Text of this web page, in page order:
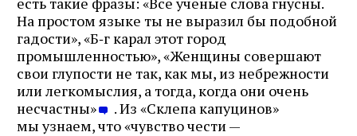
На простом языке ты не выразил бы подобной
гадости», «Б‑г карал этот город
промышленностью», «Женщины совершают
свои глупости не так, как мы, из небрежности
или легкомыслия, а тогда, когда они очень
несчастны»
. Из «Склепа капуцинов»
мы узнаем, что «чувство чести —